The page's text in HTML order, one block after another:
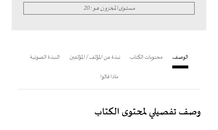
مستوى المخزون هو : 20
الوصف محتويات الكتاب نبذة عن المؤلف / المؤلفين
النبذة الصوتية
ماذا قالوا
وصف تفصيلي لمحتوى الكتاب